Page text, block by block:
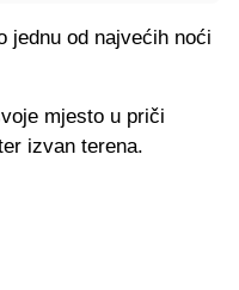
jednu od najvećih noći
mjesto u priči
izvan terena.